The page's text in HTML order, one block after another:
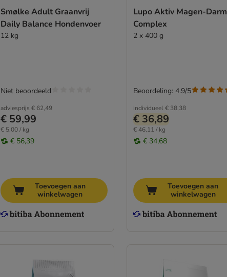
Smølke Adult Graanvrij
Daily Balance Hondenvoer
12 kg
adviesprijs € 62,49
€ 59,99
€ 5,00 / kg
€ 56,39
Niet beoordeeld
Toevoegen aan
winkelwagen
Lupo Aktiv Magen-Darm
Complex
2 x 400 g
individueel€ 38,38
€ 36,89
€ 46,11 / kg
€ 34,68
Beoordeling: 4.9/5
Toevoegen aan
winkelwagen